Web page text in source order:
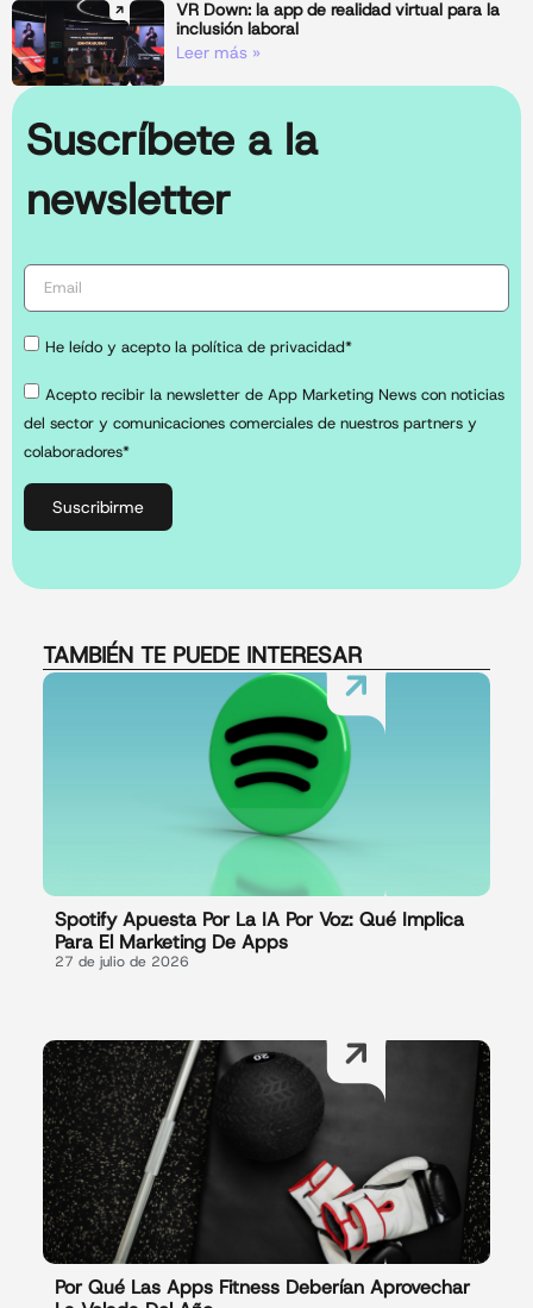
VR Down: la app de realidad virtual para la
inclusión laboral
Leer más »
Suscríbete a la
newsletter
He leído y acepto la política de privacidad*
Acepto recibir la newsletter de App Marketing News con noticias
del sector y comunicaciones comerciales de nuestros partners y
colaboradores*
Suscribirme
TAMBIÉN TE PUEDE INTERESAR
Spotify Apuesta Por La IA Por Voz: Qué Implica
Para El Marketing De Apps
27 de julio de 2026
Por Qué Las Apps Fitness Deberían Aprovechar